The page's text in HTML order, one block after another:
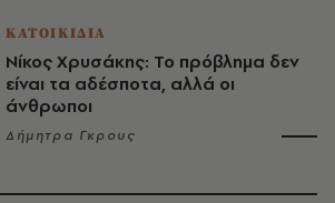
ΚΑΤΟΙΚΙΔΙΑ
Νίκος Χρυσάκης: Το πρόβλημα δεν
είναι τα αδέσποτα, αλλά οι
άνθρωποι
Δήμητρα Γκρους